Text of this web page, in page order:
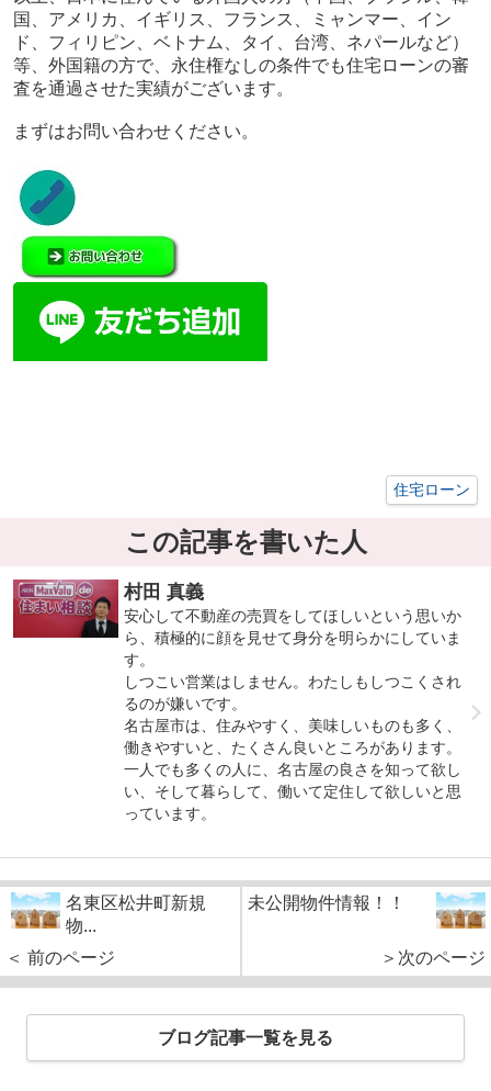
国、アメリカ、イギリス、フランス、ミャンマー、イン
ド、フィリピン、ベトナム、タイ、台湾、ネパールなど）
等、外国籍の方で、永住権なしの条件でも住宅ローンの審
査を通過させた実績がございます。
まずはお問い合わせください。
住宅ローン
この記事を書いた人
村田 真義
安心して不動産の売買をしてほしいという思いか
ら、積極的に顔を見せて身分を明らかにしていま
す。
しつこい営業はしません。わたしもしつこくされ
るのが嫌いです。
名古屋市は、住みやすく、美味しいものも多く、
働きやすいと、たくさん良いところがあります。
一人でも多くの人に、名古屋の良さを知って欲し
い、そして暮らして、働いて定住して欲しいと思
っています。
名東区松井町新規
物...
＜ 前のページ
未公開物件情報！！
＞次のページ
ブログ記事一覧を見る